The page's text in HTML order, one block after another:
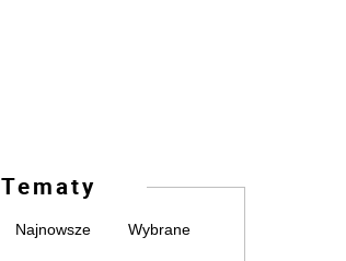
Tematy
Najnowsze Wybrane